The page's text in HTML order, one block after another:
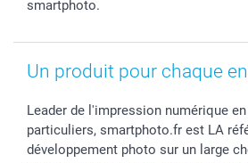
smartphoto.
Un produit pour chaque
Leader de l'impression numérique
particuliers, smartphoto.fr est LA
développement photo sur un large